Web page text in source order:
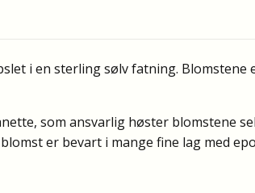
i en sterling sølv fatning. Blomstene
som ansvarlig høster blomstene
er bevart i mange fine lag med